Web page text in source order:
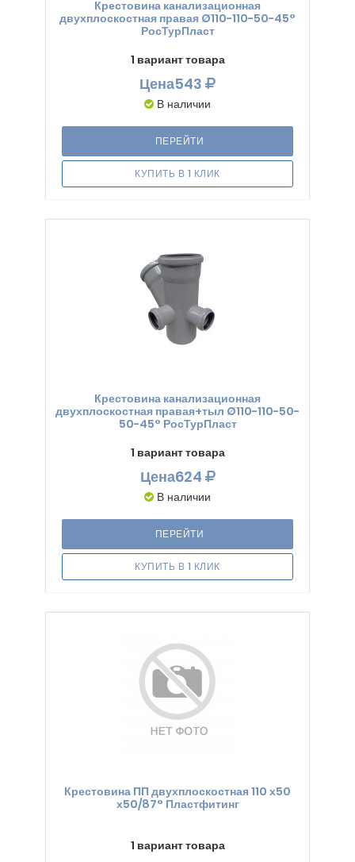
Крестовина канализационная
двухплоскостная правая Ø110-110-50-45°
РосТурПласт
1 вариант товара
Цена543
В наличии
ПЕРЕЙТИ
КУПИТЬ В 1 КЛИК
Крестовина канализационная
двухплоскостная правая+тыл Ø110-110-50-
50-45° РосТурПласт
1 вариант товара
Цена624
В наличии
ПЕРЕЙТИ
КУПИТЬ В 1 КЛИК
Крестовина ПП двухплоскостная 110 х50
х50/87° Пластфитинг
1 вариант товара